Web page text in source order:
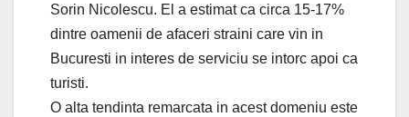
Sorin Nicolescu. El a estimat ca circa 15-17%
dintre oamenii de afaceri straini care vin in
Bucuresti in interes de serviciu se intorc apoi ca
turisti.
O alta tendinta remarcata in acest domeniu este